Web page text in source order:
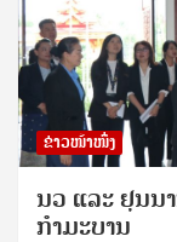
ຂ່າວໜ້າໜຶ່ງ
ນວ ແລະ ຢຸນນ
ກຳມະບານ